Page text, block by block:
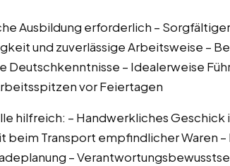
Ausbildung erforderlich –
und zuverlässige Arbeitsweise –
Deutschkenntnisse – Idealerweise
vor Feiertagen
hilfreich: – Handwerkliches Geschick
beim Transport empfindlicher Waren –
–